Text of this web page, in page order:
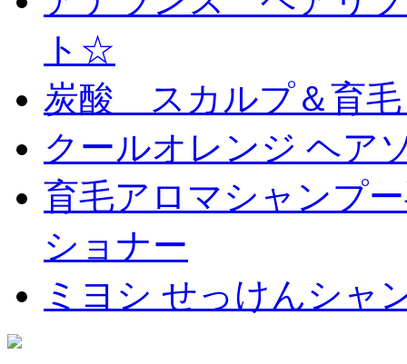
ト☆
炭酸 スカルプ＆育
クールオレンジ ヘア
育毛アロマシャンプ
ショナー
ミヨシ せっけんシャ